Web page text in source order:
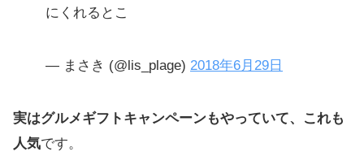
にくれるとこ
— まさき (@lis_plage) 2018年6月29日
実はグルメギフトキャンペーンもやっていて、これも
人気です。